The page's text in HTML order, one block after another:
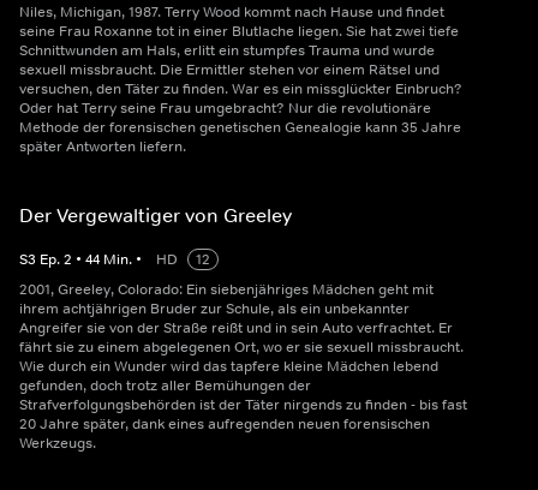
Niles, Michigan, 1987. Terry Wood kommt nach Hause und findet
seine Frau Roxanne tot in einer Blutlache liegen. Sie hat zwei tiefe
Schnittwunden am Hals, erlitt ein stumpfes Trauma und wurde
sexuell missbraucht. Die Ermittler stehen vor einem Rätsel und
versuchen, den Täter zu finden. War es ein missglückter Einbruch?
Oder hat Terry seine Frau umgebracht? Nur die revolutionäre
Methode der forensischen genetischen Genealogie kann 35 Jahre
später Antworten liefern.
Der Vergewaltiger von Greeley
S3 Ep.2 • 44 Min. • HD
12
2001, Greeley, Colorado: Ein siebenjähriges Mädchen geht mit
ihrem achtjährigen Bruder zur Schule, als ein unbekannter
Angreifer sie von der Straße reißt und in sein Auto verfrachtet. Er
fährt sie zu einem abgelegenen Ort, wo er sie sexuell missbraucht.
Wie durch ein Wunder wird das tapfere kleine Mädchen lebend
gefunden, doch trotz aller Bemühungen der
Strafverfolgungsbehörden ist der Täter nirgends zu finden - bis fast
20 Jahre später, dank eines aufregenden neuen forensischen
Werkzeugs.